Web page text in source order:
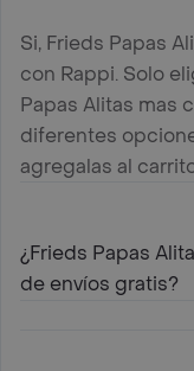
Si, Frieds Papas
con Rappi. Solo
Papas Alitas mas
diferentes
agregalas al
¿Frieds Papas
de envíos gratis?